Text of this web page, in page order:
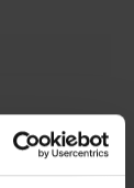
educativi